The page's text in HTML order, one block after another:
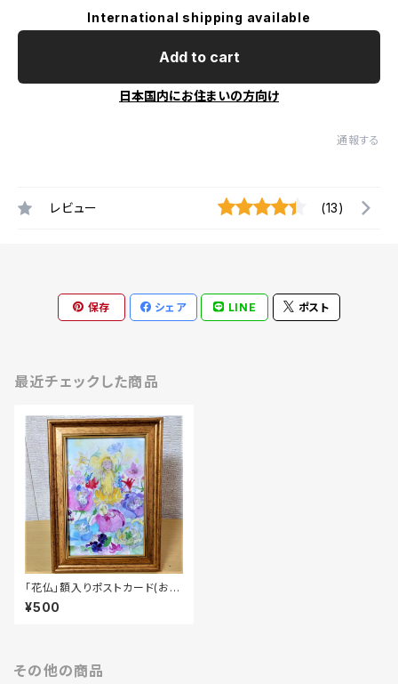
International shipping available
Add to cart
日本国内にお住まいの方向け
通報する
レビュー (13)
保存 シェア LINE ポスト
最近チェックした商品
「花仏」額入りポストカード(おま
け付き)
¥500
その他の商品